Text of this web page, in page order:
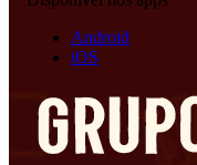
Android
iOS